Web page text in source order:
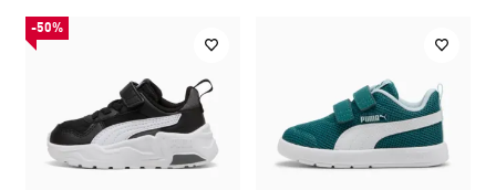
-50%